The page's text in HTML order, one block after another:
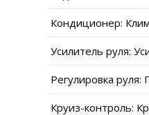
Кондиционер:
Усилитель руля:
Регулировка
Круиз-контроль: